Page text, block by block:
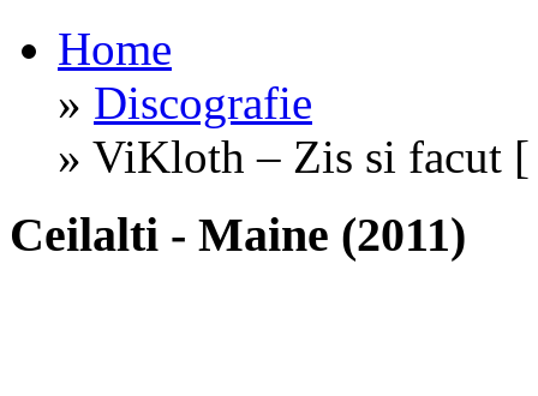
Home
» Discografie
» ViKloth – Zis si facut
Ceilalti - Maine (2011)